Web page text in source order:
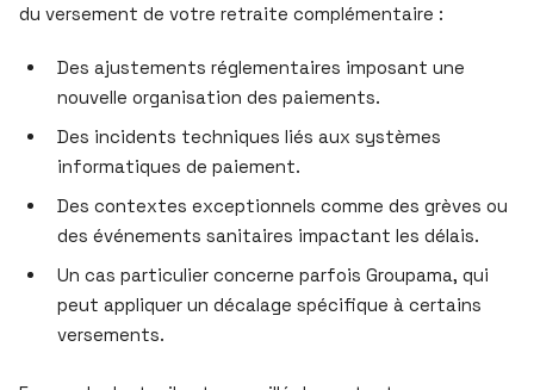
du versement de votre retraite complémentaire :
Des ajustements réglementaires imposant une
nouvelle organisation des paiements.
Des incidents techniques liés aux systèmes
informatiques de paiement.
Des contextes exceptionnels comme des grèves ou
des événements sanitaires impactant les délais.
Un cas particulier concerne parfois Groupama, qui
peut appliquer un décalage spécifique à certains
versements.